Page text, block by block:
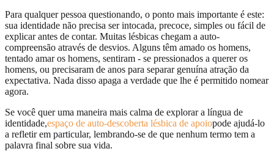
Para qualquer pessoa questionando, o ponto mais importante é este:
sua identidade não precisa ser intocada, precoce, simples ou fácil de
explicar antes de contar. Muitas lésbicas chegam a auto-
compreensão através de desvios. Alguns têm amado os homens,
tentado amar os homens, sentiram - se pressionados a querer os
homens, ou precisaram de anos para separar genuína atração da
expectativa. Nada disso apaga a verdade que lhe é permitido nomear
agora.
Se você quer uma maneira mais calma de explorar a língua de
identidade,espaço de auto-descoberta lésbica de apoiopode ajudá-lo
a refletir em particular, lembrando-se de que nenhum termo tem a
palavra final sobre sua vida.